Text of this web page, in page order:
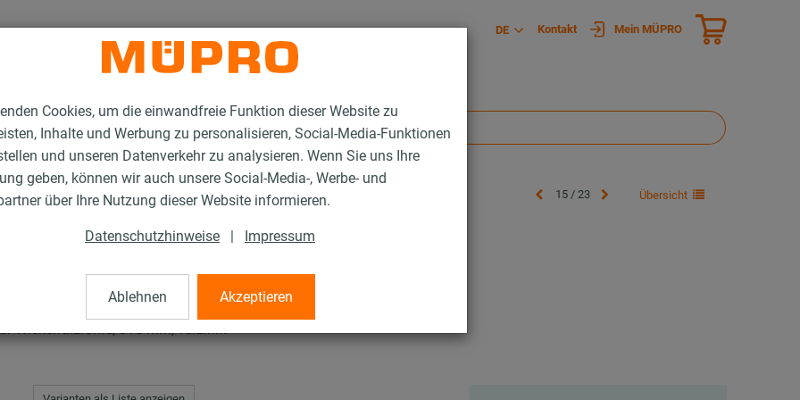
Cookies, um die einwandfreie Funktion dieser Website zu
Inhalte und Werbung zu personalisieren, Social-Media-Funktionen
und unseren Datenverkehr zu analysieren. Wenn Sie uns Ihre
geben, können wir auch unsere Social-Media-, Werbe- und
über Ihre Nutzung dieser Website informieren.
Datenschutzhinweise | Impressum
Ablehnen Akzeptieren
DE Kontakt Mein MÜPRO
mit Schalldämmung Industrie-Rohrschellen 15 / 23 Übersicht
Wickelfalzrohre, 315 mm, verzinkt